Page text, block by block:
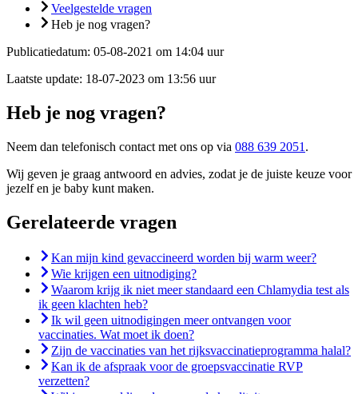
Veelgestelde vragen
Heb je nog vragen?
Publicatiedatum: 05-08-2021 om 14:04 uur
Laatste update: 18-07-2023 om 13:56 uur
Heb je nog vragen?
Neem dan telefonisch contact met ons op via 088 639 2051 .
Wij geven je graag antwoord en advies, zodat je de juiste keuze voor
jezelf en je baby kunt maken.
Gerelateerde vragen
Kan mijn kind gevaccineerd worden bij warm weer?
Wie krijgen een uitnodiging?
Waarom krijg ik niet meer standaard een Chlamydia test als
ik geen klachten heb?
Ik wil geen uitnodigingen meer ontvangen voor
vaccinaties. Wat moet ik doen?
Zijn de vaccinaties van het rijksvaccinatieprogramma halal?
Kan ik de afspraak voor de groepsvaccinatie RVP
verzetten?